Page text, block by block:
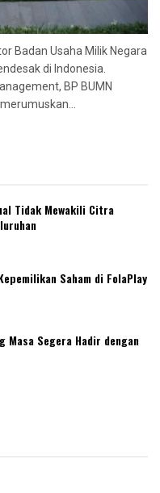
Badan Usaha Milik Negara
di Indonesia.
BP BUMN
Tidak Mewakili Citra
Saham di FolaPlay
Masa Segera Hadir dengan